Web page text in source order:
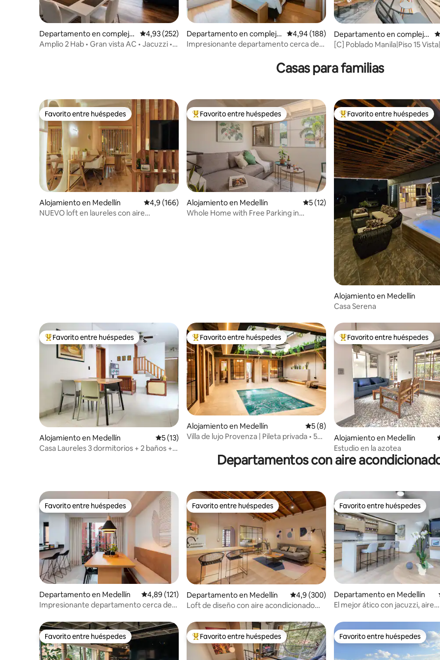
Departamento en complejo
residencial en Medellín
Calificación promedio: 4,93 de 5. 252 evaluaciones
4,93 (252)
Amplio 2 Hab • Gran vista AC • Jacuzzi •El
Departamento en complejo
residencial en Medellín
Calificación promedio: 4,94 de 5. 188
4,94 (188)
Impresionante departamento cerca de
Departamento en complejo
residencial en Medellín
[C] Poblado Manila|Piso 15
Casas para familias
Favorito entre huéspedes
Favorito entre huéspedes
Alojamiento en Medellín Calificación promedio: 4,9 de 5. 166 evaluaciones
4,9 (166)
NUEVO loft en laureles con aire
Favorito entre los huéspedes más destacados
Favorito entre huéspedes
Alojamiento en Medellín Calificación promedio: 5 de 5. 12
5 (12)
Whole Home with Free Parking in
Favorito entre los huéspedes
Favorito entre huéspedes
Alojamiento en Medellín
Casa Serena
Favorito entre los huéspedes más destacados
Favorito entre huéspedes
Alojamiento en Medellín Calificación promedio: 5 de 5. 13 evaluaciones
5 (13)
Casa Laureles 3 dormitorios + 2 baños +
Favorito entre los huéspedes más destacados
Favorito entre huéspedes
Alojamiento en Medellín Calificación promedio: 5 de 5. 8
5 (8)
Villa de lujo Provenza | Pileta privada • 5
Favorito entre los huéspedes
Favorito entre huéspedes
Alojamiento en Medellín
Estudio en la azotea
Departamentos con aire
Favorito entre huéspedes
Favorito entre huéspedes
Departamento en Medellín Calificación promedio: 4,89 de 5. 121 evaluaciones
4,89 (121)
Impresionante departamento cerca de
Favorito entre huéspedes
Favorito entre huéspedes
Departamento en Medellín Calificación promedio: 4,9 de 5. 300
4,9 (300)
Loft de diseño con aire acondicionado
Favorito entre huéspedes
Favorito entre huéspedes
Departamento en Medellín
El mejor ático con jacuzzi, aire
Laureles
Favorito entre huéspedes
Favorito entre huéspedes Favorito entre los huéspedes más destacados
Favorito entre huéspedes Favorito entre huéspedes
Favorito entre huéspedes